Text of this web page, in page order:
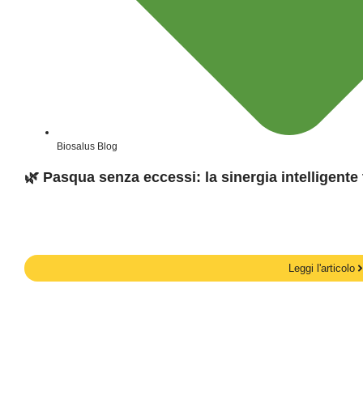
Biosalus Blog
🌿 Pasqua senza eccessi: la sinergia intelligente
Leggi l'articolo